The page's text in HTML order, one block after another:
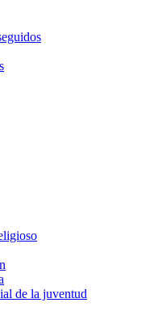
de la juventud